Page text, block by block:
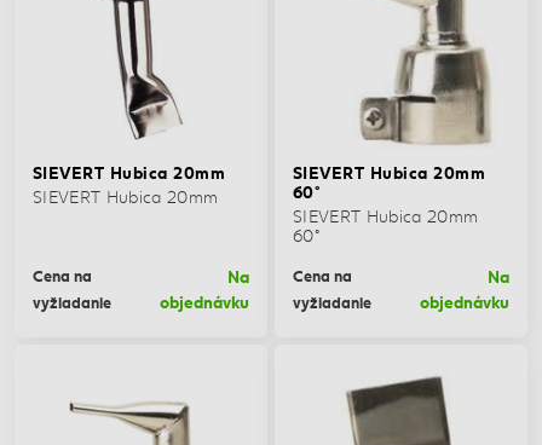
SIEVERT Hubica 20mm
SIEVERT Hubica 20mm
Cena na
vyžiadanie
Na
objednávku
SIEVERT Hubica 20mm
60°
SIEVERT Hubica 20mm
60°
Cena na
vyžiadanie
Na
objednávku